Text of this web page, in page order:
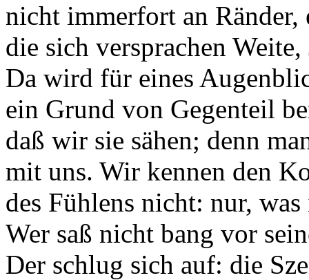
nicht immerfort an Ränder,
die sich versprachen
Da wird für eines
ein Grund von Gegenteil
daß wir sie sähen; denn
mit uns. Wir kennen den
des Fühlens nicht: nur,
Wer saß nicht bang vor
Der schlug sich auf: die